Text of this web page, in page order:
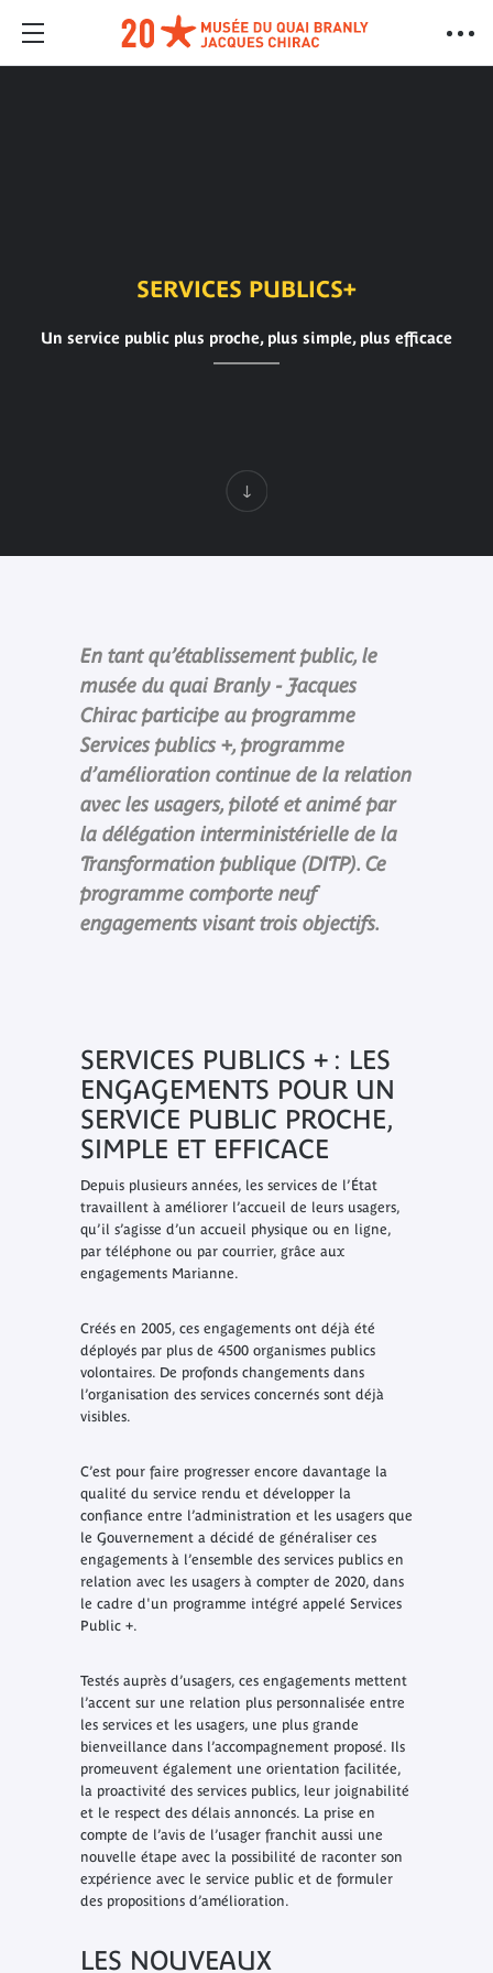
SERVICES PUBLICS+
Un service public plus proche, plus simple, plus efficace
En tant qu’établissement public, le
musée du quai Branly - Jacques
Chirac participe au programme
Services publics +, programme
d’amélioration continue de la relation
avec les usagers, piloté et animé par
la délégation interministérielle de la
Transformation publique (DITP). Ce
programme comporte neuf
engagements visant trois objectifs.
SERVICES PUBLICS + : LES
ENGAGEMENTS POUR UN
SERVICE PUBLIC PROCHE,
SIMPLE ET EFFICACE
Depuis plusieurs années, les services de l’État
travaillent à améliorer l’accueil de leurs usagers,
qu’il s’agisse d’un accueil physique ou en ligne,
par téléphone ou par courrier, grâce aux
engagements Marianne.
Créés en 2005, ces engagements ont déjà été
déployés par plus de 4500 organismes publics
volontaires. De profonds changements dans
l’organisation des services concernés sont déjà
visibles.
C’est pour faire progresser encore davantage la
qualité du service rendu et développer la
confiance entre l’administration et les usagers que
le Gouvernement a décidé de généraliser ces
engagements à l’ensemble des services publics en
relation avec les usagers à compter de 2020, dans
le cadre d'un programme intégré appelé Services
Public +.
Testés auprès d’usagers, ces engagements mettent
l’accent sur une relation plus personnalisée entre
les services et les usagers, une plus grande
bienveillance dans l’accompagnement proposé. Ils
promeuvent également une orientation facilitée,
la proactivité des services publics, leur joignabilité
et le respect des délais annoncés. La prise en
compte de l’avis de l’usager franchit aussi une
nouvelle étape avec la possibilité de raconter son
expérience avec le service public et de formuler
des propositions d’amélioration.
LES NOUVEAUX